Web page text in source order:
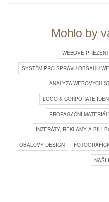
Mohlo by
WEBOVÉ
SYSTÉM PRO SPRÁVU OBSAHU
ANALÝZA WEBOVÝCH
LOGO & CORPORATE
PROPAGAČNÍ
INZERÁTY, REKLAMY A
OBALOVÝ DESIGN
NAŠI